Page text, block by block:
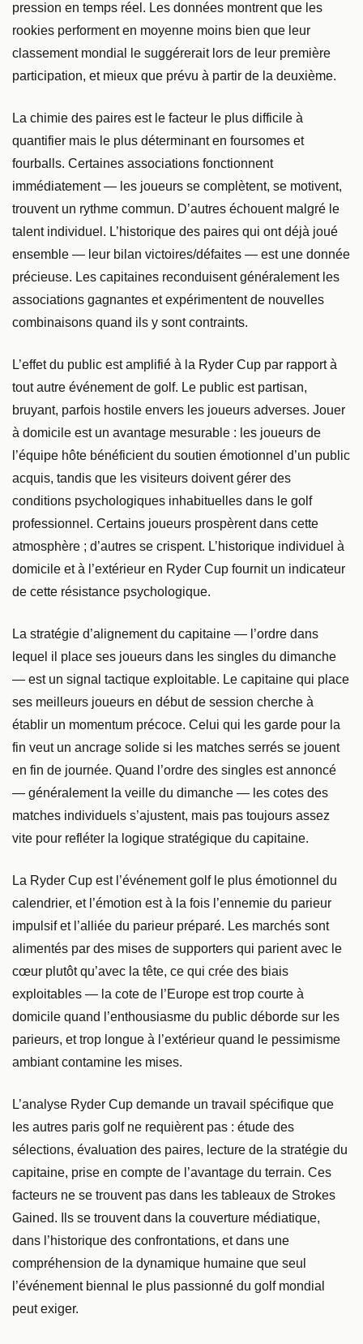
pression en temps réel. Les données montrent que les
rookies performent en moyenne moins bien que leur
classement mondial le suggérerait lors de leur première
participation, et mieux que prévu à partir de la deuxième.
La chimie des paires est le facteur le plus difficile à
quantifier mais le plus déterminant en foursomes et
fourballs. Certaines associations fonctionnent
immédiatement — les joueurs se complètent, se motivent,
trouvent un rythme commun. D’autres échouent malgré le
talent individuel. L’historique des paires qui ont déjà joué
ensemble — leur bilan victoires/défaites — est une donnée
précieuse. Les capitaines reconduisent généralement les
associations gagnantes et expérimentent de nouvelles
combinaisons quand ils y sont contraints.
L’effet du public est amplifié à la Ryder Cup par rapport à
tout autre événement de golf. Le public est partisan,
bruyant, parfois hostile envers les joueurs adverses. Jouer
à domicile est un avantage mesurable : les joueurs de
l’équipe hôte bénéficient du soutien émotionnel d’un public
acquis, tandis que les visiteurs doivent gérer des
conditions psychologiques inhabituelles dans le golf
professionnel. Certains joueurs prospèrent dans cette
atmosphère ; d’autres se crispent. L’historique individuel à
domicile et à l’extérieur en Ryder Cup fournit un indicateur
de cette résistance psychologique.
La stratégie d’alignement du capitaine — l’ordre dans
lequel il place ses joueurs dans les singles du dimanche
— est un signal tactique exploitable. Le capitaine qui place
ses meilleurs joueurs en début de session cherche à
établir un momentum précoce. Celui qui les garde pour la
fin veut un ancrage solide si les matches serrés se jouent
en fin de journée. Quand l’ordre des singles est annoncé
— généralement la veille du dimanche — les cotes des
matches individuels s’ajustent, mais pas toujours assez
vite pour refléter la logique stratégique du capitaine.
La Ryder Cup est l’événement golf le plus émotionnel du
calendrier, et l’émotion est à la fois l’ennemie du parieur
impulsif et l’alliée du parieur préparé. Les marchés sont
alimentés par des mises de supporters qui parient avec le
cœur plutôt qu’avec la tête, ce qui crée des biais
exploitables — la cote de l’Europe est trop courte à
domicile quand l’enthousiasme du public déborde sur les
parieurs, et trop longue à l’extérieur quand le pessimisme
ambiant contamine les mises.
L’analyse Ryder Cup demande un travail spécifique que
les autres paris golf ne requièrent pas : étude des
sélections, évaluation des paires, lecture de la stratégie du
capitaine, prise en compte de l’avantage du terrain. Ces
facteurs ne se trouvent pas dans les tableaux de Strokes
Gained. Ils se trouvent dans la couverture médiatique,
dans l’historique des confrontations, et dans une
compréhension de la dynamique humaine que seul
l’événement biennal le plus passionné du golf mondial
peut exiger.